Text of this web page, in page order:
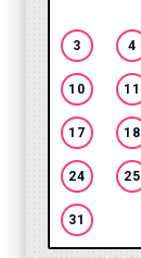
3 4
10 11
17 18
24 25
31